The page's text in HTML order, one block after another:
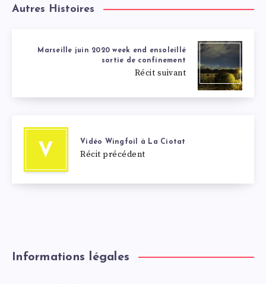
Autres Histoires
Marseille juin 2020 week end ensoleillé
sortie de confinement
Récit suivant
V Vidéo Wingfoil à La Ciotat
Récit précédent
Informations légales